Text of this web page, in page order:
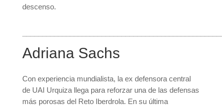
descenso.
Adriana Sachs
Con experiencia mundialista, la ex defensora central
de UAI Urquiza llega para reforzar una de las defensas
más porosas del Reto Iberdrola. En su última